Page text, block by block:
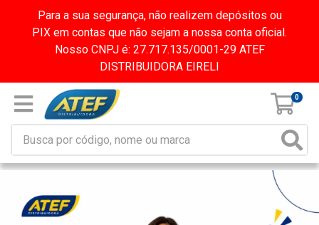
Para a sua segurança, não realizem depósitos ou
PIX em contas que não sejam a nossa conta oficial.
Nosso CNPJ é: 27.717.135/0001-29 ATEF
DISTRIBUIDORA EIRELI
0